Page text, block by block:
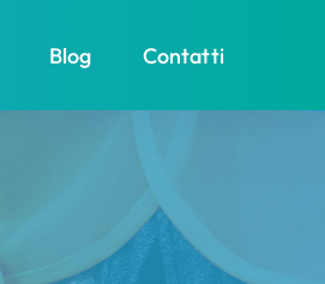
Blog Contatti